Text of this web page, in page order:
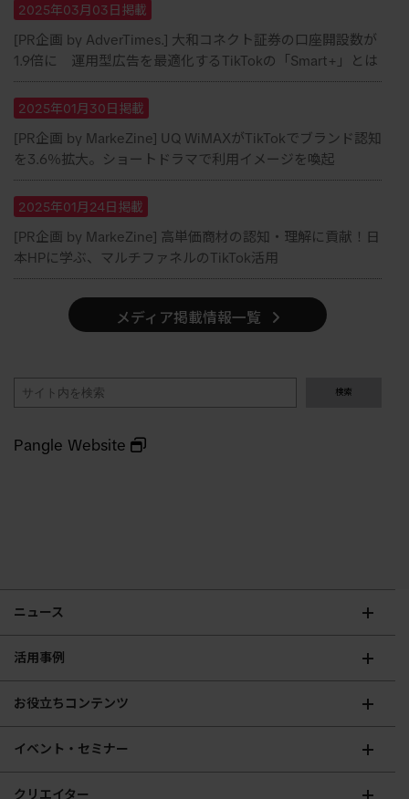
2025年03月03日掲載
[PR企画 by AdverTimes.] 大和コネクト証券の口座開設数が
1.9倍に 運用型広告を最適化するTikTokの「Smart+」とは
2025年01月30日掲載
[PR企画 by MarkeZine] UQ WiMAXがTikTokでブランド認知
を3.6％拡大。ショートドラマで利用イメージを喚起
2025年01月24日掲載
[PR企画 by MarkeZine] 高単価商材の認知・理解に貢献！日
本HPに学ぶ、マルチファネルのTikTok活用
メディア掲載情報一覧
検索
Pangle Website
ニュース
活用事例
お役立ちコンテンツ
イベント・セミナー
クリエイター